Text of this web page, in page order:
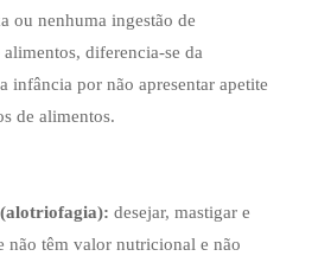
ou nenhuma ingestão de
diferencia-se da
infância por não apresentar apetite
de alimentos.
desejar, mastigar e
não têm valor nutricional e não